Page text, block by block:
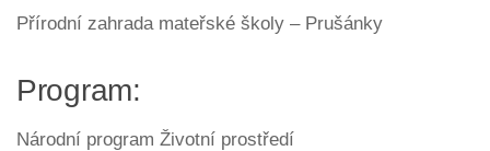
Přírodní zahrada mateřské školy – Prušánky
Program:
Národní program Životní prostředí